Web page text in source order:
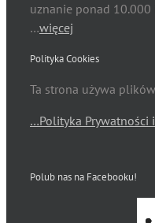
uznanie ponad
…więcej
Polityka Cookies
Ta strona używa
…Polityka Prywatności i
Polub nas na Facebooku!